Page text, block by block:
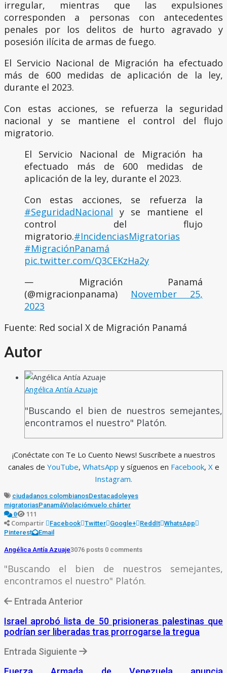
irregular, mientras que las expulsiones
corresponden a personas con antecedentes
penales por los delitos de hurto agravado y
posesión ilícita de armas de fuego.
El Servicio Nacional de Migración ha efectuado
más de 600 medidas de aplicación de la ley,
durante el 2023.
Con estas acciones, se refuerza la seguridad
nacional y se mantiene el control del flujo
migratorio.
El Servicio Nacional de Migración ha
efectuado más de 600 medidas de
aplicación de la ley, durante el 2023.
Con estas acciones, se refuerza la
#SeguridadNacional y se mantiene el
control del flujo
migratorio.#IncidenciasMigratorias
#MigraciónPanamá
pic.twitter.com/Q3CEKzHa2y
— Migración Panamá
(@migracionpanama) November 25,
2023
Fuente: Red social X de Migración Panamá
Autor
Angélica Antía Azuaje
"Buscando el bien de nuestros semejantes,
encontramos el nuestro" Platón.
¡Conéctate con Te Lo Cuento News! Suscríbete a nuestros
canales de YouTube, WhatsApp y síguenos en Facebook, X e
Instagram.
ciudadanos colombianosDestacado leyes
migratoriasPanamáViolaciónvuelo chárter
0
111
Compartir
Facebook Twitter Google+ ReddIt WhatsApp
Pinterest
Email
Angélica Antía Azuaje3076 posts 0 comments
"Buscando el bien de nuestros semejantes,
encontramos el nuestro" Platón.
Entrada Anterior
Israel aprobó lista de 50 prisioneras palestinas que
podrían ser liberadas tras prorrogarse la tregua
Entrada Siguiente